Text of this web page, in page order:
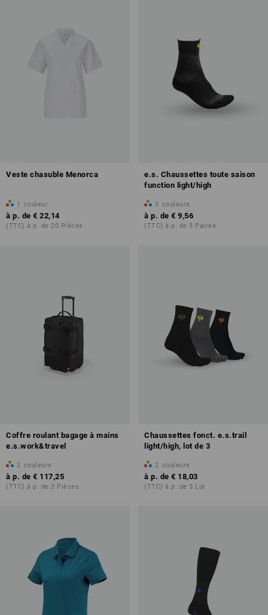
Veste chasuble Menorca
1 couleur
à p. de € 22,14
(TTC) à p. de 20 Pièces
e.s. Chaussettes toute saison
function light/high
5 couleurs
à p. de € 9,56
(TTC) à p. de 3 Paires
Coffre roulant bagage à mains
e.s.work&travel
2 couleurs
à p. de € 117,25
(TTC) à p. de 3 Pièces
Chaussettes fonct. e.s.trail
light/high, lot de 3
2 couleurs
à p. de € 18,03
(TTC) à p. de 3 Lot